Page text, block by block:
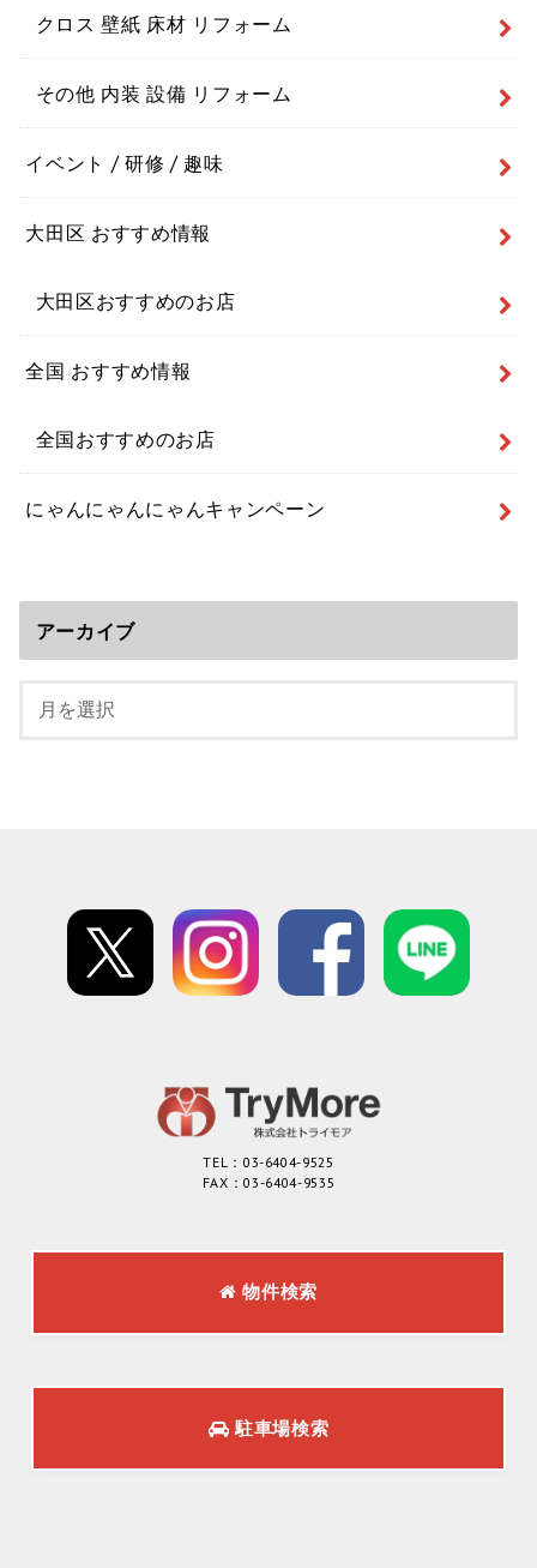
クロス 壁紙 床材 リフォーム
その他 内装 設備 リフォーム
イベント / 研修 / 趣味
大田区 おすすめ情報
大田区おすすめのお店
全国 おすすめ情報
全国おすすめのお店
にゃんにゃんにゃんキャンペーン
アーカイブ
TEL：03-6404-9525
FAX：03-6404-9535
物件検索
駐車場検索